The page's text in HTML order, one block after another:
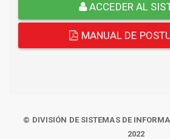
ACCEDER AL
MANUAL DE
© DIVISIÓN DE SISTEMAS DE
2022